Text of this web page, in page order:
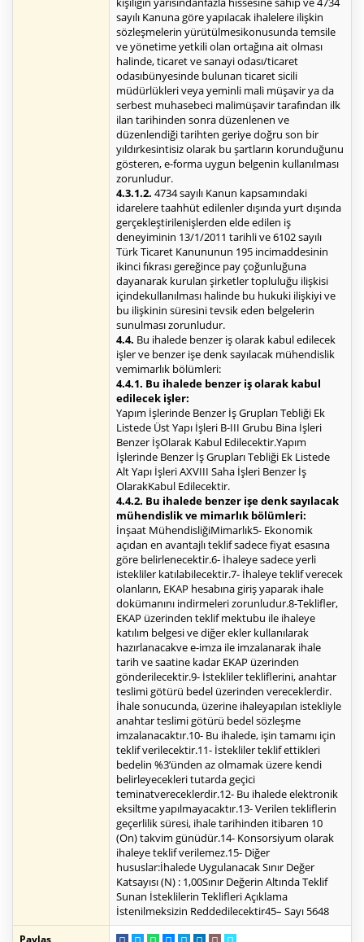
sayılı Kanuna göre yapılacak ihalelere ilişkin
sözleşmelerin yürütülmesikonusunda temsile
ve yönetime yetkili olan ortağına ait olması
halinde, ticaret ve sanayi odası/ticaret
odasıbünyesinde bulunan ticaret sicili
müdürlükleri veya yeminli mali müşavir ya da
serbest muhasebeci malimüşavir tarafından ilk
ilan tarihinden sonra düzenlenen ve
düzenlendiği tarihten geriye doğru son bir
yıldırkesintisiz olarak bu şartların korunduğunu
gösteren, e-forma uygun belgenin kullanılması
zorunludur.
4.3.1.2. 4734 sayılı Kanun kapsamındaki
idarelere taahhüt edilenler dışında yurt dışında
gerçekleştirilenişlerden elde edilen iş
deneyiminin 13/1/2011 tarihli ve 6102 sayılı
Türk Ticaret Kanununun 195 incimaddesinin
ikinci fıkrası gereğince pay çoğunluğuna
dayanarak kurulan şirketler topluluğu ilişkisi
içindekullanılması halinde bu hukuki ilişkiyi ve
bu ilişkinin süresini tevsik eden belgelerin
sunulması zorunludur.
4.4. Bu ihalede benzer iş olarak kabul edilecek
işler ve benzer işe denk sayılacak mühendislik
vemimarlık bölümleri:
4.4.1. Bu ihalede benzer iş olarak kabul
edilecek işler:
Yapım İşlerinde Benzer İş Grupları Tebliği Ek
Listede Üst Yapı İşleri B-III Grubu Bina İşleri
Benzer İşOlarak Kabul Edilecektir.Yapım
İşlerinde Benzer İş Grupları Tebliği Ek Listede
Alt Yapı İşleri AXVIII Saha İşleri Benzer İş
OlarakKabul Edilecektir.
4.4.2. Bu ihalede benzer işe denk sayılacak
mühendislik ve mimarlık bölümleri:
İnşaat MühendisliğiMimarlık5- Ekonomik
açıdan en avantajlı teklif sadece fiyat esasına
göre belirlenecektir.6- İhaleye sadece yerli
istekliler katılabilecektir.7- İhaleye teklif verecek
olanların, EKAP hesabına giriş yaparak ihale
dokümanını indirmeleri zorunludur.8-Teklifler,
EKAP üzerinden teklif mektubu ile ihaleye
katılım belgesi ve diğer ekler kullanılarak
hazırlanacakve e-imza ile imzalanarak ihale
tarih ve saatine kadar EKAP üzerinden
gönderilecektir.9- İstekliler tekliflerini, anahtar
teslimi götürü bedel üzerinden vereceklerdir.
İhale sonucunda, üzerine ihaleyapılan istekliyle
anahtar teslimi götürü bedel sözleşme
imzalanacaktır.10- Bu ihalede, işin tamamı için
teklif verilecektir.11- İstekliler teklif ettikleri
bedelin %3’ünden az olmamak üzere kendi
belirleyecekleri tutarda geçici
teminatvereceklerdir.12- Bu ihalede elektronik
eksiltme yapılmayacaktır.13- Verilen tekliflerin
geçerlilik süresi, ihale tarihinden itibaren 10
(On) takvim günüdür.14- Konsorsiyum olarak
ihaleye teklif verilemez.15- Diğer
hususlar:İhalede Uygulanacak Sınır Değer
Katsayısı (N) : 1,00Sınır Değerin Altında Teklif
Sunan İsteklilerin Teklifleri Açıklama
İstenilmeksizin Reddedilecektir45– Sayı 5648